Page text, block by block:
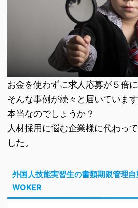
お金を使わずに求人応募が５倍
そんな事例が続々と届いています
本当なのでしょうか？
人材採用に悩む企業様に代わっ
した。
外国人技能実習生の書類期限管理
WOKER